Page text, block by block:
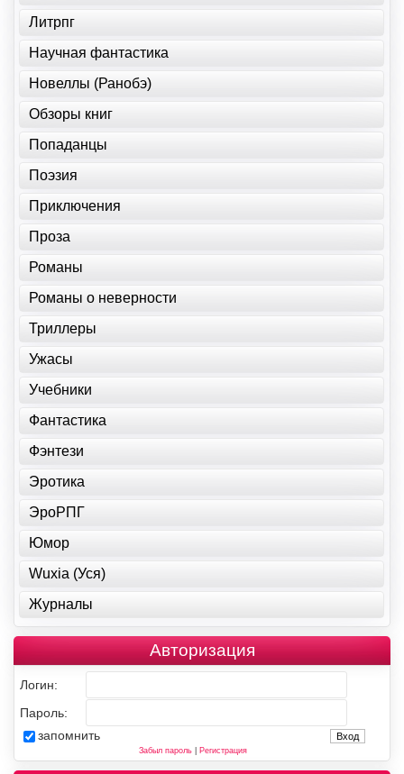
Литрпг
Научная фантастика
Новеллы (Ранобэ)
Обзоры книг
Попаданцы
Поэзия
Приключения
Проза
Романы
Романы о неверности
Триллеры
Ужасы
Учебники
Фантастика
Фэнтези
Эротика
ЭроРПГ
Юмор
Wuxia (Уся)
Журналы
Авторизация
Логин:
Пароль:
запомнить
Забыл пароль| Регистрация